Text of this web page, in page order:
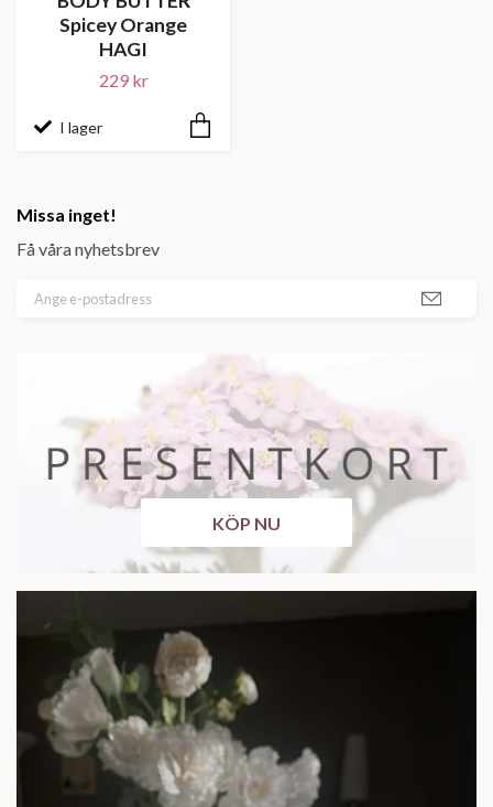
Missa inget!
Få våra nyhetsbrev
KÖP NU
Spicey Orange
HAGI
229 kr
I lager